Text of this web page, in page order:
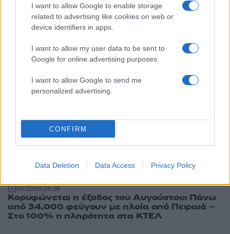
I want to allow Google to enable storage
related to advertising like cookies on web or
device identifiers in apps.
I want to allow my user data to be sent to
Google for online advertising purposes.
I want to allow Google to send me
personalized advertising.
CONFIRM
Data Deletion Data Access Privacy Policy
Ελλάδα: Περισσότερα
άρθρα
09:2209.08.26
Κορυφώνεται η έξοδος του Αυγούστου: Πάνω
από 34.000 φεύγουν με πλοία από Πειραιά –
Στο 100% η πληρότητα στα ΚΤΕΛ